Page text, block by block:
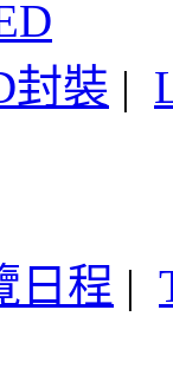
封裝 |
日程 |